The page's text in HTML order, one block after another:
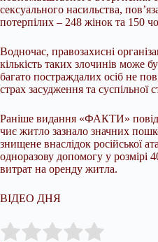
сексуального насильства,
потерпілих – 248 жінок та 150
Водночас, правозахисні
кількість таких злочинів може
багато постраждалих осіб не
страх засудження та суспільної
Раніше видання «ФАКТИ»
чиє житло зазнало значних
знищене внаслідок російської
одноразову допомогу у розмірі
витрат на оренду житла.
ВІДЕО ДНЯ
Rate this item: